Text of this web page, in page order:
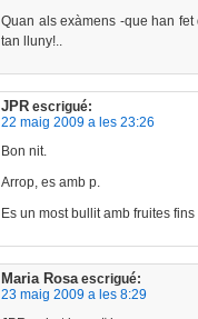
Quan als exàmens -que han
tan lluny!..
JPR escrigué:
22 maig 2009 a les 23:26
Bon nit.
Arrop, es amb p.
Es un most bullit amb fruites
Maria Rosa escrigué:
23 maig 2009 a les 8:29